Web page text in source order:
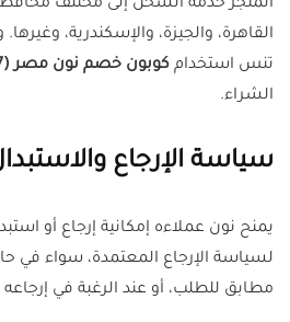
المتجر خدمة الشحن إلى مختلف
القاهرة، والجيزة، والإسكندرية، وغيرها.
تنس استخدام كوبون خصم نون مصر (ACC7)
الشراء.
سياسة الإرجاع
يمنح نون عملاءه إمكانية إرجاع أو
لسياسة الإرجاع المعتمدة، سواء في
مطابق للطلب، أو عند الرغبة في